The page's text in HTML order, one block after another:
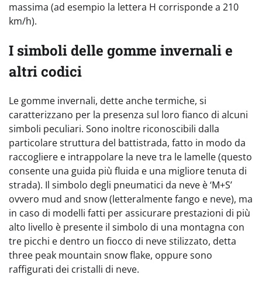
massima (ad esempio la lettera H corrisponde a 210
km/h).
I simboli delle gomme invernali e
altri codici
Le gomme invernali, dette anche termiche, si
caratterizzano per la presenza sul loro fianco di alcuni
simboli peculiari. Sono inoltre riconoscibili dalla
particolare struttura del battistrada, fatto in modo da
raccogliere e intrappolare la neve tra le lamelle (questo
consente una guida più fluida e una migliore tenuta di
strada). Il simbolo degli pneumatici da neve è ‘M+S’
ovvero mud and snow (letteralmente fango e neve), ma
in caso di modelli fatti per assicurare prestazioni di più
alto livello è presente il simbolo di una montagna con
tre picchi e dentro un fiocco di neve stilizzato, detta
three peak mountain snow flake, oppure sono
raffigurati dei cristalli di neve.